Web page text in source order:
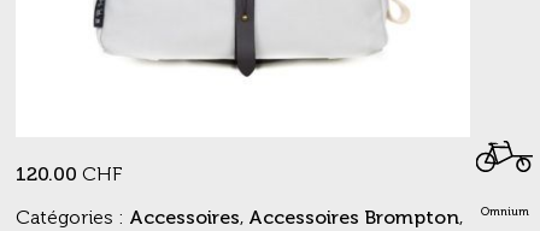
Omnium
120.00 CHF
Catégories : Accessoires, Accessoires Brompton,